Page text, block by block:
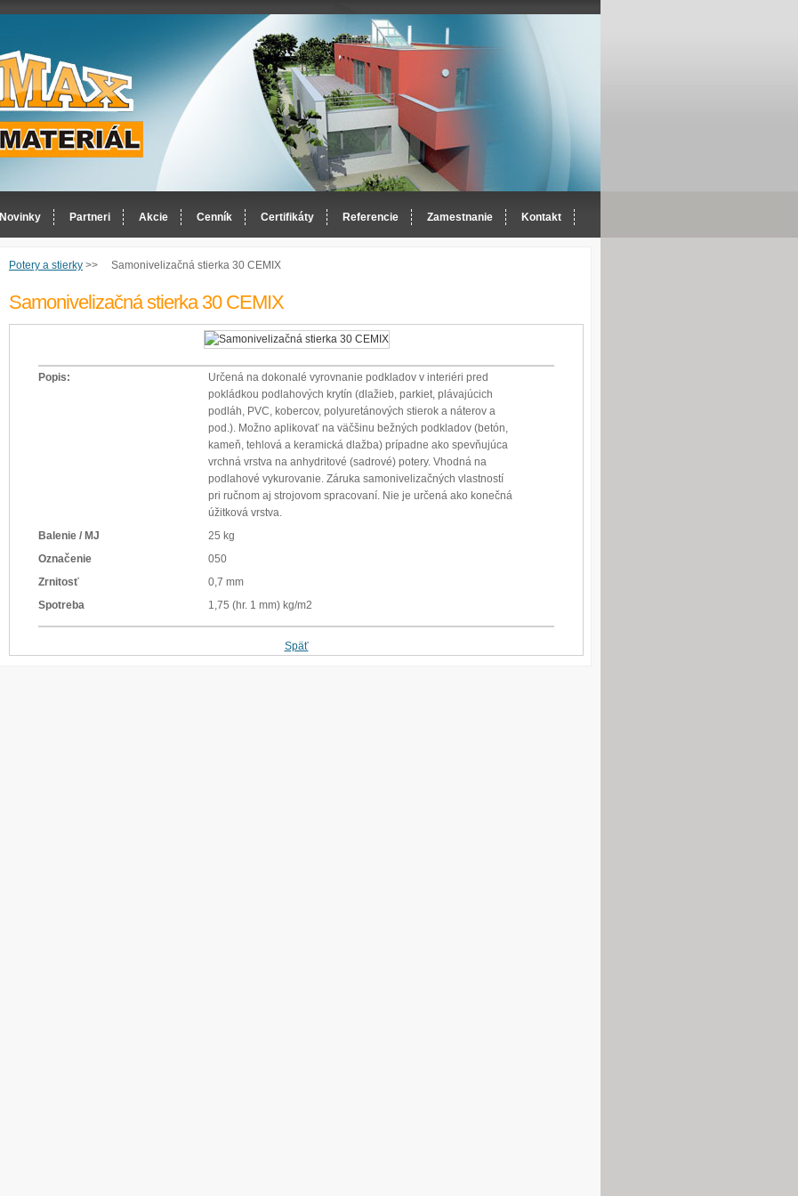
Novinky Partneri Akcie Cenník Certifikáty Referencie Zamestnanie Kontakt
Potery a stierky >> Samonivelizačná stierka 30 CEMIX
Samonivelizačná stierka 30 CEMIX
Popis:
Určená na dokonalé vyrovnanie podkladov v interiéri pred
pokládkou podlahových krytín (dlažieb, parkiet, plávajúcich
podláh, PVC, kobercov, polyuretánových stierok a náterov a
pod.). Možno aplikovať na väčšinu bežných podkladov (betón,
kameň, tehlová a keramická dlažba) prípadne ako spevňujúca
vrchná vrstva na anhydritové (sadrové) potery. Vhodná na
podlahové vykurovanie. Záruka samonivelizačných vlastností
pri ručnom aj strojovom spracovaní. Nie je určená ako konečná
úžitková vrstva.
Balenie / MJ
25 kg
Označenie
050
Zrnitosť
0,7 mm
Spotreba
1,75 (hr. 1 mm) kg/m2
Späť